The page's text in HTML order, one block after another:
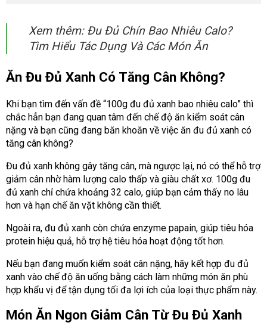
Xem thêm: Đu Đủ Chín Bao Nhiêu Calo?
Tìm Hiểu Tác Dụng Và Các Món Ăn
Ăn Đu Đủ Xanh Có Tăng Cân Không?
Khi bạn tìm đến vấn đề “100g đu đủ xanh bao nhiêu calo” thì
chắc hẳn bạn đang quan tâm đến chế độ ăn kiểm soát cân
nặng và bạn cũng đang băn khoăn về việc ăn đu đủ xanh có
tăng cân không?
Đu đủ xanh không gây tăng cân, mà ngược lại, nó có thể hỗ trợ
giảm cân nhờ hàm lượng calo thấp và giàu chất xơ. 100g đu
đủ xanh chỉ chứa khoảng 32 calo, giúp bạn cảm thấy no lâu
hơn và hạn chế ăn vặt không cần thiết.
Ngoài ra, đu đủ xanh còn chứa enzyme papain, giúp tiêu hóa
protein hiệu quả, hỗ trợ hệ tiêu hóa hoạt động tốt hơn.
Nếu bạn đang muốn kiểm soát cân nặng, hãy kết hợp đu đủ
xanh vào chế độ ăn uống bằng cách làm những món ăn phù
hợp khẩu vị để tận dụng tối đa lợi ích của loại thực phẩm này.
Món Ăn Ngon Giảm Cân Từ Đu Đủ Xanh